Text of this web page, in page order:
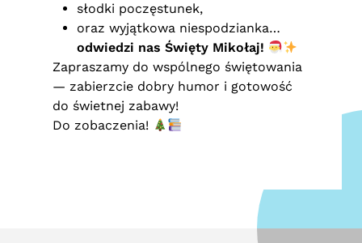
słodki poczęstunek,
oraz wyjątkowa niespodzianka…
odwiedzi nas Święty Mikołaj!
Zapraszamy do wspólnego świętowania
— zabierzcie dobry humor i gotowość
do świetnej zabawy!
Do zobaczenia!